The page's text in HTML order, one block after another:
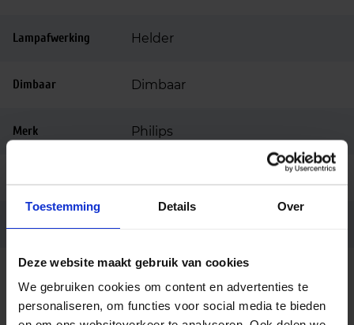
Toestemming Details Over
Deze website maakt gebruik van cookies
We gebruiken cookies om content en advertenties te
personaliseren, om functies voor social media te bieden
Lampafwerking Helder
Dimbaar Dimbaar
Merk Philips
Alternatieve producten